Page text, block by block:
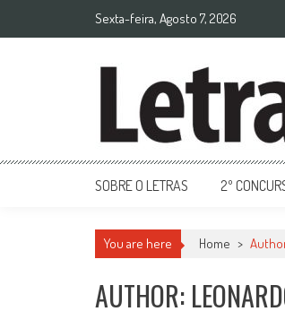
Sexta-feira, Agosto 7, 2026
SOBRE O LETRAS 2º
You are here Home >
AUTHOR: